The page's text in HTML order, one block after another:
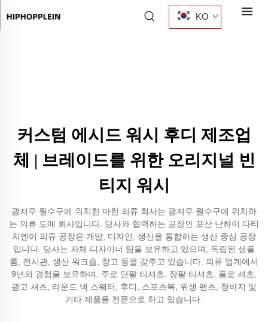
KO
커스텀 에시드 워시 후디 제조업
체 | 브레이드를 위한 오리지널 빈
티지 워시
광저우 월수구에 위치한 마한 의류 회사는 광저우 월수구에 위치하
는 의류 도매 회사입니다. 당사와 협력하는 공장인 포산 난하이 다티
치엔이 의류 공장은 개발, 디자인, 생산을 통합하는 생산 중심 공장
입니다. 당사는 자체 디자이너 팀을 보유하고 있으며, 독립된 샘플
룸, 전시관, 생산 워크숍, 창고 등을 갖추고 있습니다. 의류 업계에서
9년의 경험을 보유하며, 주로 단팔 티셔츠, 장팔 티셔츠, 폴로 셔츠,
광고 셔츠, 라운드 넥 스웨터, 후디, 스포츠복, 위생 팬츠, 청바지 및
기타 제품을 전문으로 하고 있습니다.